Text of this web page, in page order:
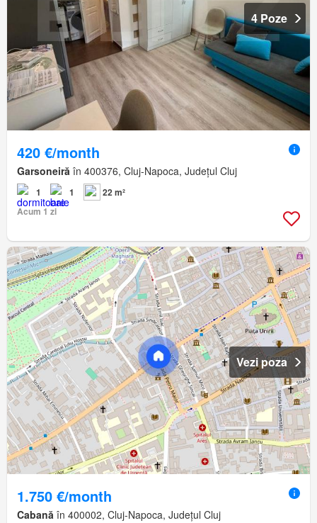
4 Poze
420 €/month
Garsoneiră în 400376, Cluj-Napoca, Județul Cluj
1 1
22 m²
Acum 1 zi
Vezi poza
1.750 €/month
Cabană în 400002, Cluj-Napoca, Județul Cluj